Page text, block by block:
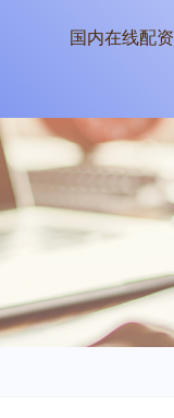
国内在线配资